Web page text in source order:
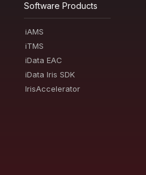
Software Products
iAMS
iTMS
iData EAC
iData Iris SDK
IrisAccelerator